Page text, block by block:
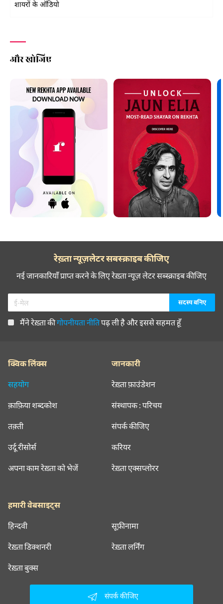
शायरों के ऑडियो
और खोजिए
रेख़्ता न्यूज़लेटर सबस्क्राइब कीजिए
नई जानकारियाँ प्राप्त करने के लिए रेख़्ता न्यूज़ लेटर सब्स्क्राइब कीजिए
मैंने रेख़्ता कीगोपनीयता नीतिपढ़ ली है और इससे सहमत हूँ
क्विक लिंक्स
सहयोग
क़ाफ़िया शब्दकोश
तक़्ती
उर्दू रीसोर्स
अपना काम रेख़्ता को भेजें
जानकारी
रेख़्ता फ़ाउंडेशन
संस्थापक : परिचय
संपर्क कीजिए
करियर
रेख़्ता एक्सप्लोरर
हमारी वेबसाइट्स
हिन्दवी सूफ़ीनामा
रेख़्ता डिक्शनरी रेख़्ता लर्निंग
रेख़्ता बुक्स
संपर्क कीजिए